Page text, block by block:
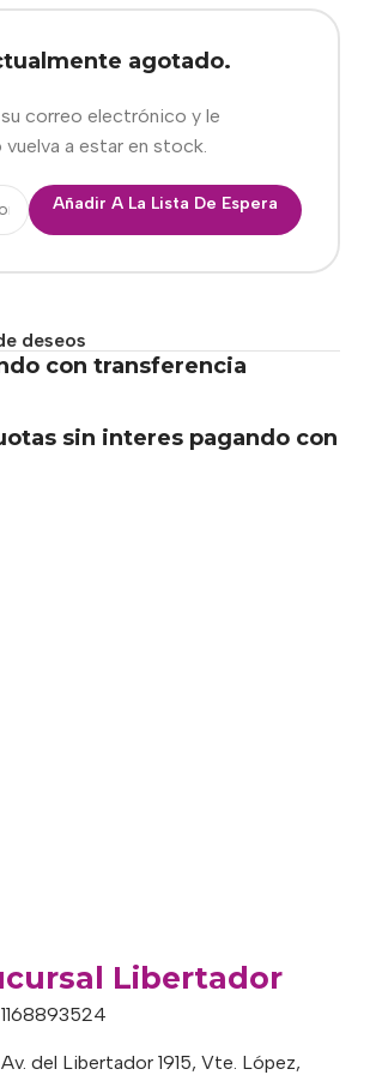
agotado.
correo electrónico y le
a estar en stock.
Añadir A La Lista De Espera
deseos
con transferencia
sin interes pagando con
Libertador
1168893524
Av. del Libertador 1915, Vte. López,